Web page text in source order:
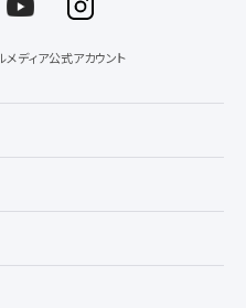
ディア公式アカウント